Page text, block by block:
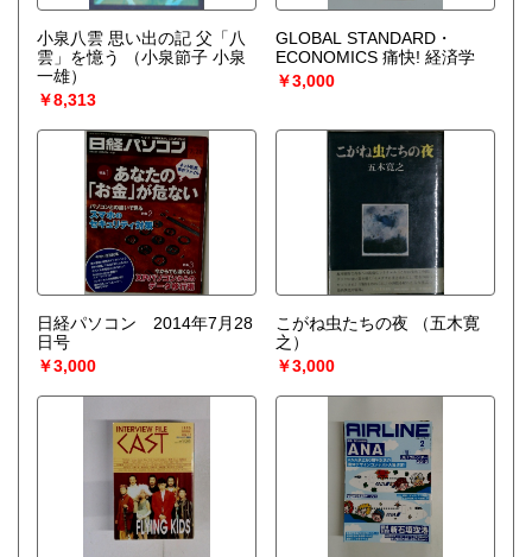
小泉八雲 思い出の記 父「八
雲」を憶う
（小泉節子 小泉
一雄）
￥8,313
GLOBAL STANDARD・
ECONOMICS 痛快! 経済学
￥3,000
日経パソコン 2014年7月28
日号
￥3,000
こがね虫たちの夜
（五木寛
之）
￥3,000